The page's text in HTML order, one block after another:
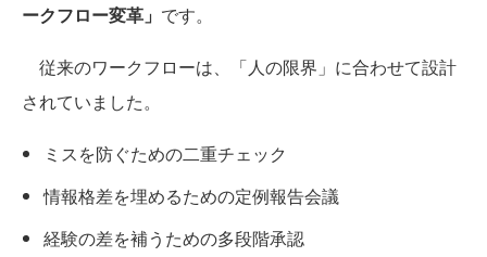
ークフロー変革」 です。
従来のワークフローは、「人の限界」に合わせて設計
されていました。
ミスを防ぐための二重チェック
情報格差を埋めるための定例報告会議
経験の差を補うための多段階承認